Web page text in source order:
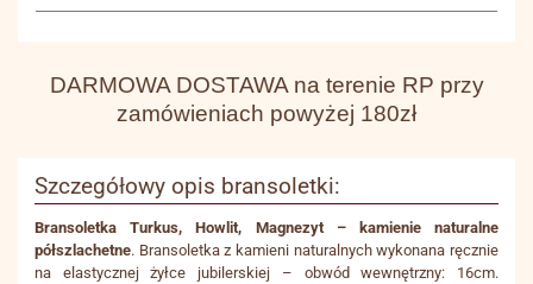
DARMOWA DOSTAWA na terenie RP przy
zamówieniach powyżej 180zł
Szczegółowy opis bransoletki:
Bransoletka Turkus, Howlit, Magnezyt – kamienie naturalne
półszlachetne. Bransoletka z kamieni naturalnych wykonana ręcznie
na elastycznej żyłce jubilerskiej – obwód wewnętrzny: 16cm.